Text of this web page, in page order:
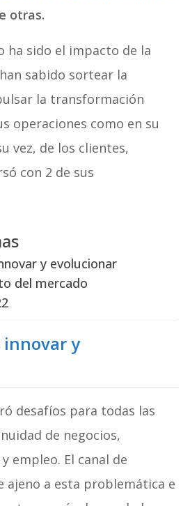
otras.
ha sido el impacto de la
sabido sortear la
la transformación
operaciones como en su
vez, de los clientes,
con 2 de sus
y evolucionar
del mercado
innovar y
desafíos para todas las
de negocios,
empleo. El canal de
ajeno a esta problemática e